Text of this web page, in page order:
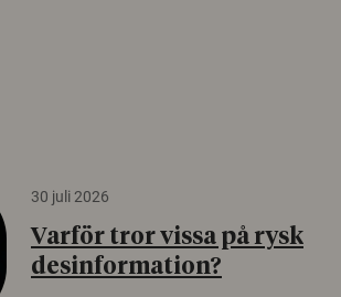
30 juli 2026
Varför tror vissa på rysk
desinformation?